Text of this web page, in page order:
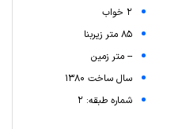
2 خواب
85 متر زیربنا
-- متر زمین
سال ساخت 1380
شماره طبقه: 2